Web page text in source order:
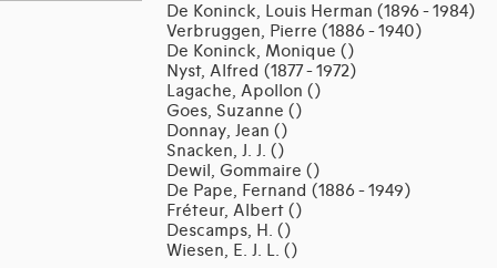
De Koninck, Louis Herman (1896 - 1984)
Verbruggen, Pierre (1886 - 1940)
De Koninck, Monique ()
Nyst, Alfred (1877 - 1972)
Lagache, Apollon ()
Goes, Suzanne ()
Donnay, Jean ()
Snacken, J. J. ()
Dewil, Gommaire ()
De Pape, Fernand (1886 - 1949)
Fréteur, Albert ()
Descamps, H. ()
Wiesen, E. J. L. ()